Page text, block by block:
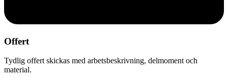
Offert
Tydlig offert skickas med arbetsbeskrivning, delmoment och
material.